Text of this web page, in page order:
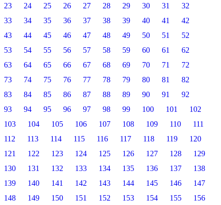
23
24 25 26 27 28 29 30 31
32
33
34 35 36 37 38 39 40 41
42
43
44 45 46 47 48 49 50 51
52
53
54 55 56 57 58 59 60 61
62
63
64 65 66 67 68 69 70 71
72
73
74 75 76 77 78 79 80 81
82
83
84 85 86 87 88 89 90 91
92
93
94 95 96 97 98 99 100 101
102
103
104 105 106 107 108 109 110
111
112
113 114 115 116 117 118 119
120
121
122 123 124 125 126 127 128
129
130
131 132 133 134 135 136 137
138
139
140 141 142 143 144 145 146
147
148
149 150 151 152 153 154 155
156